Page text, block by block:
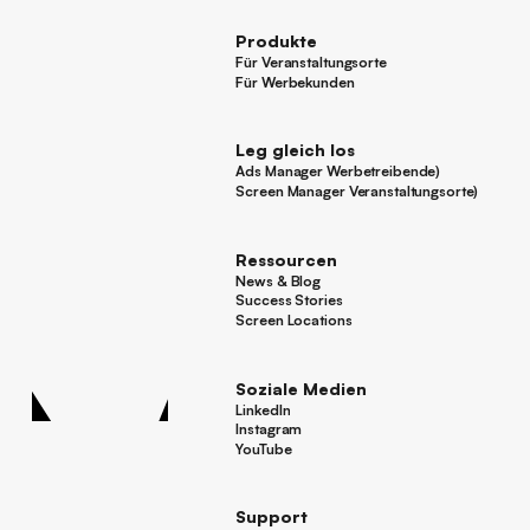
Produkte
Für Veranstaltungsorte
Für Veranstaltungsorte
Für Werbekunden
Leg gleich los
Ads Manager Werbetreibende)
Ads Manager Werbetreibende)
Screen Manager Veranstaltungsorte)
Ressourcen
News & Blog
News & Blog
Success Stories
Success Stories
Screen Locations
Soziale Medien
LinkedIn
LinkedIn
Instagram
Instagram
YouTube
Support